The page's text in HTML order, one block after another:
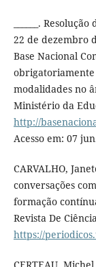
______.
22 de dezembro
Base Nacional
obrigatoriamente
modalidades no
Ministério da
http://
Acesso em: 07
CARVALHO,
conversações
formação
Revista De
https://